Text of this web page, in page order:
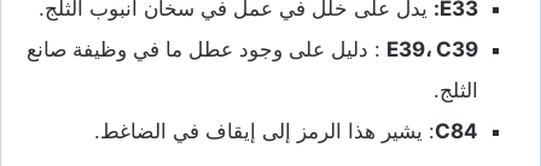
E33
: يدل على خلل في عمل في سخان أنبوب الثلج.
E39، C39
: دليل على وجود عطل ما في وظيفة صانع
الثلج.
C84: يشير هذا الرمز إلى إيقاف في الضاغط.